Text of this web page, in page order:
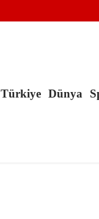
Türkiye Dünya